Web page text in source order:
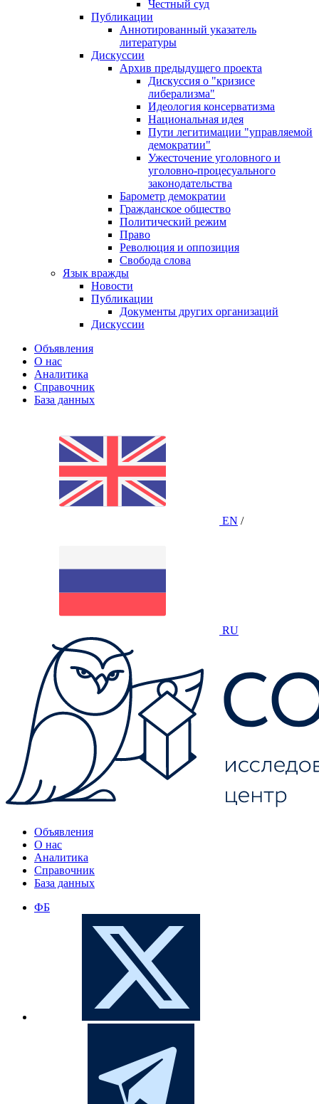
Честный суд
Публикации
Аннотированный указатель
литературы
Дискуссии
Архив предыдущего проекта
Дискуссия о "кризисе
либерализма"
Идеология консерватизма
Национальная идея
Пути легитимации "управляемой
демократии"
Ужесточение уголовного и
уголовно-процесуального
законодательства
Барометр демократии
Гражданское общество
Политический режим
Право
Революция и оппозиция
Свобода слова
Язык вражды
Новости
Публикации
Документы других организаций
Дискуссии
Объявления
О нас
Аналитика
Справочник
База данных
EN /
RU
Объявления
О нас
Аналитика
Справочник
База данных
ФБ